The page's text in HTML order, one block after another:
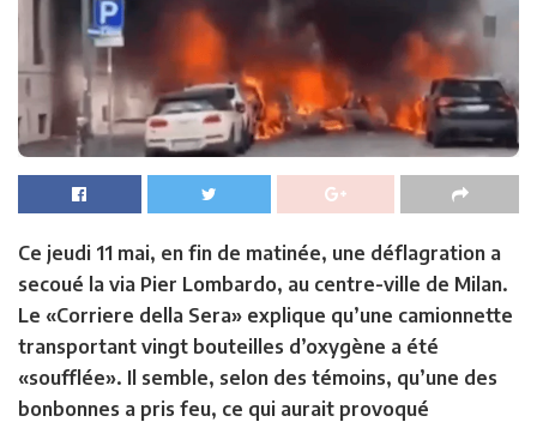
Ce jeudi 11 mai, en fin de matinée, une déflagration a
secoué la via Pier Lombardo, au centre-ville de Milan.
Le «Corriere della Sera» explique qu’une camionnette
transportant vingt bouteilles d’oxygène a été
«soufflée». Il semble, selon des témoins, qu’une des
bonbonnes a pris feu, ce qui aurait provoqué